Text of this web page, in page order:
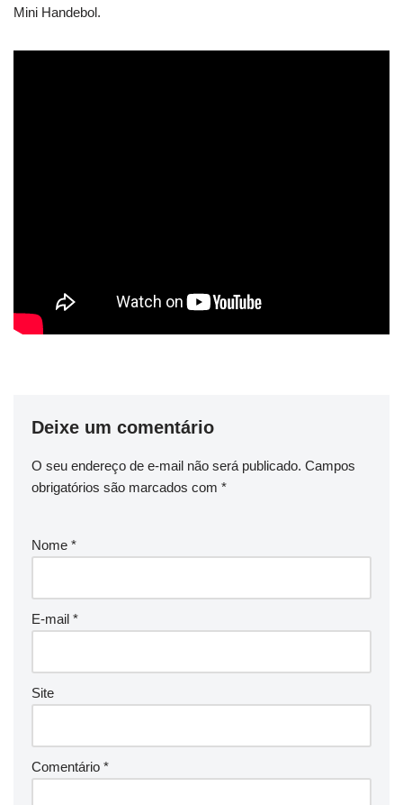
Mini Handebol.
Deixe um comentário
O seu endereço de e-mail não será publicado. Campos
obrigatórios são marcados com *
Nome *
E-mail *
Site
Comentário *